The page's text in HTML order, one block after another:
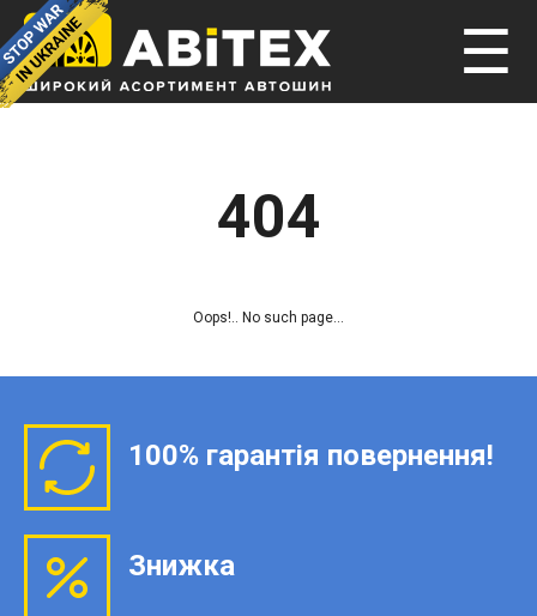
☰
404
Oops!.. No such page...
100% гарантія повернення!
Знижка